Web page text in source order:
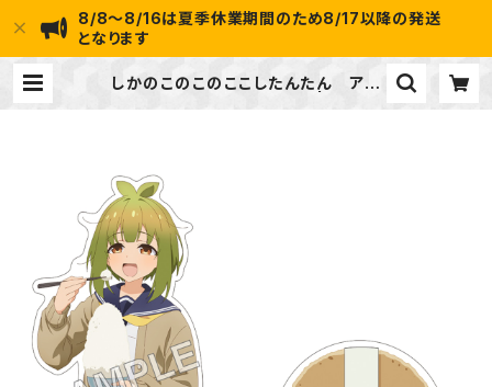
8/8～8/16は夏季休業期間のため8/17以降の発送
となります
しかのこのこのここしたんたん アク